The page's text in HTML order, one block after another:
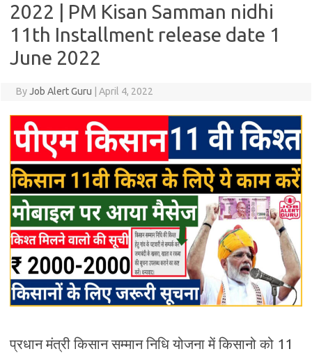
2022 | PM Kisan Samman nidhi
11th Installment release date 1
June 2022
ByJob Alert Guru April 4, 2022
प्रधान मंत्री किसान सम्मान निधि योजना में किसानो को 11